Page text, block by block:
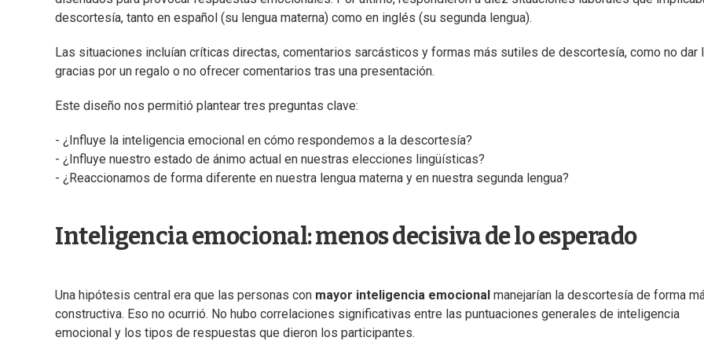
descortesía, tanto en español (su lengua materna) como en inglés (su segunda lengua).
Las situaciones incluían críticas directas, comentarios sarcásticos y formas más sutiles de descortesía, como no dar
gracias por un regalo o no ofrecer comentarios tras una presentación.
Este diseño nos permitió plantear tres preguntas clave:
- ¿Influye la inteligencia emocional en cómo respondemos a la descortesía?
- ¿Influye nuestro estado de ánimo actual en nuestras elecciones lingüísticas?
- ¿Reaccionamos de forma diferente en nuestra lengua materna y en nuestra segunda lengua?
Inteligencia emocional: menos decisiva de lo esperado
Una hipótesis central era que las personas con mayor inteligencia emocional manejarían la descortesía de forma
constructiva. Eso no ocurrió. No hubo correlaciones significativas entre las puntuaciones generales de inteligencia
emocional y los tipos de respuestas que dieron los participantes.